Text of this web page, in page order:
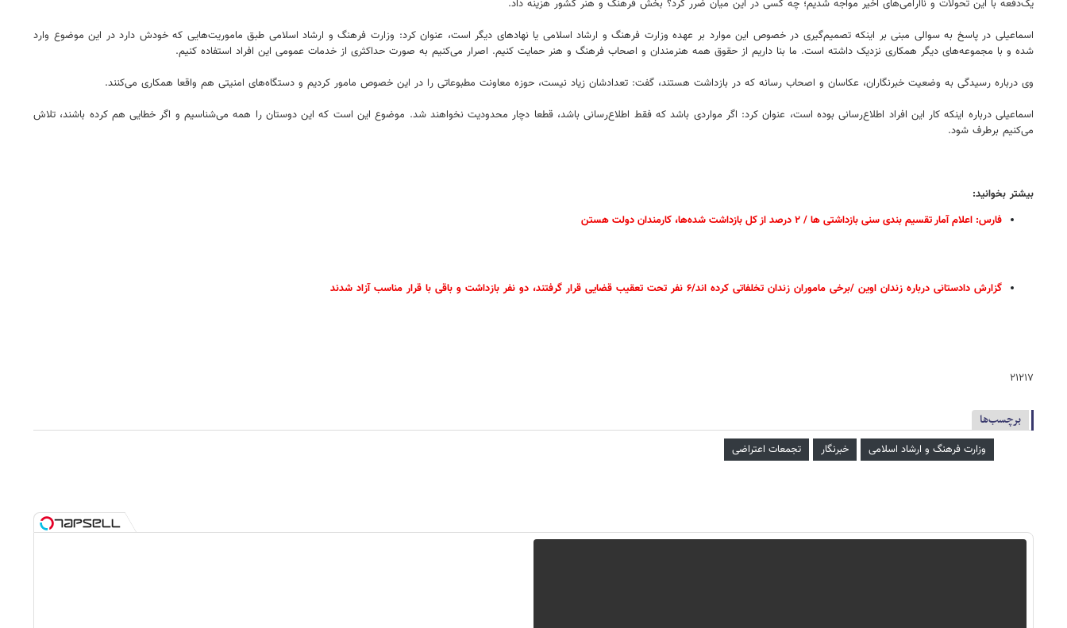
یک‌دفعه با این تحولات و ناآرامی‌های اخیر مواجه شدیم؛ چه کسی در این میان ضرر کرد؟ بخش فرهنگ و هنر کشور هزینه داد.
اسماعیلی در پاسخ به سوالی مبنی بر اینکه تصمیم‌گیری در خصوص این موارد بر عهده وزارت فرهنگ و ارشاد اسلامی یا نهادهای دیگر است، عنوان کرد: وزارت فرهنگ و ارشاد اسلامی طبق ماموریت‌هایی که خودش دارد در این موضوع وارد
شده و با مجموعه‌های دیگر همکاری نزدیک داشته است. ما بنا داریم از حقوق همه هنرمندان و اصحاب فرهنگ و هنر حمایت کنیم. اصرار می‌کنیم به صورت حداکثری از خدمات عمومی این افراد استفاده کنیم.
وی درباره رسیدگی به وضعیت خبرنگاران، عکاسان و اصحاب رسانه که در بازداشت هستند، گفت: تعدادشان زیاد نیست، حوزه معاونت مطبوعاتی را در این خصوص مامور کردیم و دستگاه‌های امنیتی هم واقعا همکاری می‌کنند.
اسماعیلی درباره اینکه کار این افراد اطلاع‌رسانی بوده است، عنوان کرد: اگر مواردی باشد که فقط اطلاع‌رسانی باشد، قطعا دچار محدودیت نخواهند شد. موضوع این است که این دوستان را همه می‌شناسیم و اگر خطایی هم کرده باشند، تلاش
می‌کنیم برطرف شود.
بیشتر بخوانید:
فارس: اعلام آمار تقسیم بندی سنی بازداشتی ها / ۲ درصد از کل بازداشت شده‌ها، کارمندان دولت هستن
گزارش دادستانی درباره زندان اوین /برخی ماموران زندان تخلفاتی کرده اند/۶ نفر تحت تعقیب قضایی قرار گرفتند، دو نفر بازداشت و باقی با قرار مناسب آزاد شدند
۲۱۲۱۷
برچسب‌ها
وزارت فرهنگ و ارشاد اسلامی خبرنگار تجمعات اعتراضی